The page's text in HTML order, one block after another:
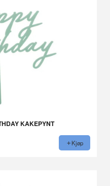
KAKEPYNT
Kjøp